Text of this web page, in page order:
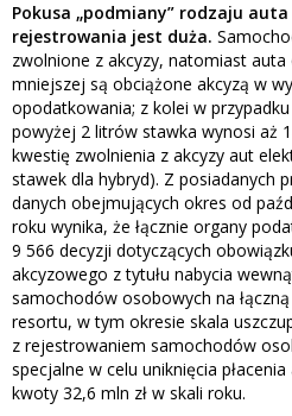
Pokusa „podmiany” rodzaju
rejestrowania jest duża.
zwolnione z akcyzy, natomiast
mniejszej są obciążone akcyzą w
opodatkowania; z kolei w
powyżej 2 litrów stawka wynosi aż
kwestię zwolnienia z akcyzy aut
stawek dla hybryd). Z posiadanych
danych obejmujących okres od
roku wynika, że łącznie organy
9 566 decyzji dotyczących
akcyzowego z tytułu nabycia
samochodów osobowych na
resortu, w tym okresie skala
z rejestrowaniem samochodów
specjalne w celu uniknięcia
kwoty 32,6 mln zł w skali roku.